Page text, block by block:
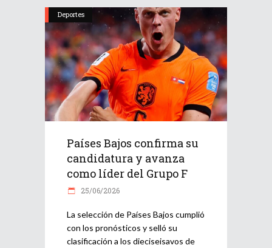
Deportes
Países Bajos confirma su
candidatura y avanza
como líder del Grupo F
25/06/2026
La selección de Países Bajos cumplió
con los pronósticos y selló su
clasificación a los dieciseisavos de